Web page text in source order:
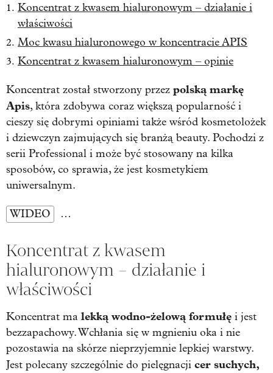
Koncentrat z kwasem hialuronowym – działanie i
właściwości
Moc kwasu hialuronowego w koncentracie APIS
Koncentrat z kwasem hialuronowym – opinie
Koncentrat został stworzony przez polską markę
Apis, która zdobywa coraz większą popularność i
cieszy się dobrymi opiniami także wśród kosmetolożek
i dziewczyn zajmujących się branżą beauty. Pochodzi z
serii Professional i może być stosowany na kilka
sposobów, co sprawia, że jest kosmetykiem
uniwersalnym.
WIDEO …
Koncentrat z kwasem
hialuronowym – działanie i
właściwości
Koncentrat ma lekką wodno-żelową formułę i jest
bezzapachowy. Wchłania się w mgnieniu oka i nie
pozostawia na skórze nieprzyjemnie lepkiej warstwy.
Jest polecany szczególnie do pielęgnacji cer suchych,